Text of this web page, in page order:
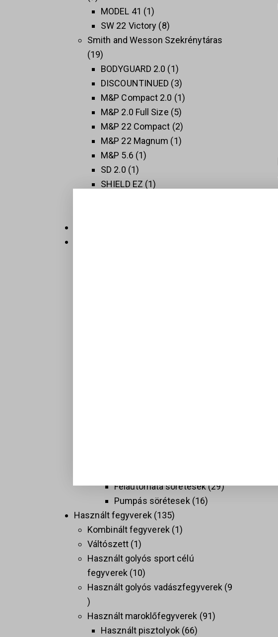
MODEL 41
1
SW 22 Victory 8
Smith and Wesson Szekrénytáras
19
BODYGUARD 2.0
1
DISCOUNTINUED
3
M&P Compact 2.0 1
M&P 2.0 Full Size 5
M&P 22 Compact 2
M&P 22 Magnum
1
M&P 5.6 1
SD 2.0 1
SHIELD EZ 1
Félautomata sörétesek 29
Pumpás sörétesek 16
Használt fegyverek 135
Kombinált fegyverek 1
Váltószett 1
Használt golyós sport célú
fegyverek 10
Használt golyós vadászfegyverek 9
Használt maroklőfegyverek 91
Használt pisztolyok 66